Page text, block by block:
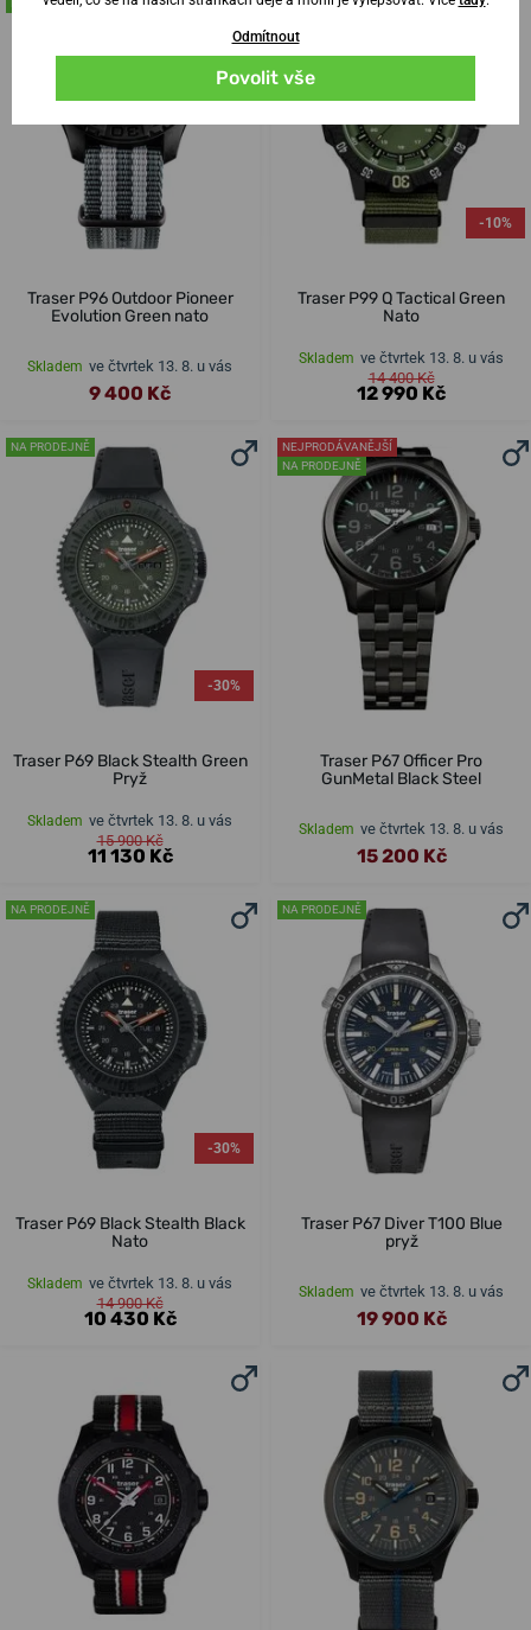
NA PRODEJNĚ
Traser P96 Outdoor Pioneer
Evolution Green nato
Skladem ve čtvrtek 13. 8. u vás
9 400 Kč
-10%
Traser P99 Q Tactical Green
Nato
Skladem ve čtvrtek 13. 8. u vás
14 400 Kč
12 990 Kč
NA PRODEJNĚ
-30%
Traser P69 Black Stealth Green
Pryž
Skladem ve čtvrtek 13. 8. u vás
15 900 Kč
11 130 Kč
NEJPRODÁVANĚJŠÍ
NA PRODEJNĚ
Traser P67 Officer Pro
GunMetal Black Steel
Skladem ve čtvrtek 13. 8. u vás
15 200 Kč
NA PRODEJNĚ
-30%
Traser P69 Black Stealth Black
Nato
Skladem ve čtvrtek 13. 8. u vás
14 900 Kč
10 430 Kč
NA PRODEJNĚ
Traser P67 Diver T100 Blue
pryž
Skladem ve čtvrtek 13. 8. u vás
19 900 Kč
Odmítnout
Povolit vše